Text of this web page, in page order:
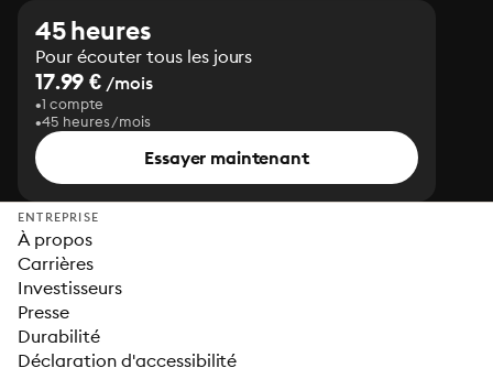
45 heures
Pour écouter tous les jours
17.99 € /mois
1 compte
45 heures/mois
Essayer maintenant
ENTREPRISE
À propos
Carrières
Investisseurs
Presse
Durabilité
Déclaration d'accessibilité